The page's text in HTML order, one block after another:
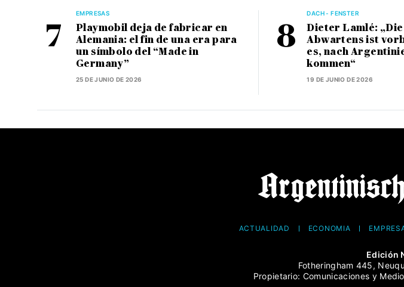
EMPRESAS
Playmobil deja de fabricar en
Alemania: el fin de una era para
un símbolo del “Made in
Germany”
25 DE JUNIO DE 2026
DACH - FENSTER
Dieter Lamlé: „Die
Abwartens ist
es, nach
kommen“
19 DE JUNIO DE 2026
ACTUALIDAD ECONOMÍA
Edición
Fotheringham 445,
Propietario: Comunicaciones y